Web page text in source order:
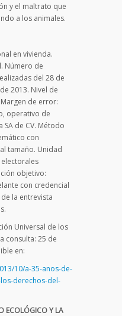
y el maltrato que
a los animales.
en vivienda.
Número de
del 28 de
2013. Nivel de
de error:
operativo de
SA de CV. Método
con
tamaño. Unidad
objetivo:
con credencial
la entrevista
Universal de los
consulta: 25 de
en:
10/a-35-anos-de-
derechos-del-
ECOLÓGICO Y LA